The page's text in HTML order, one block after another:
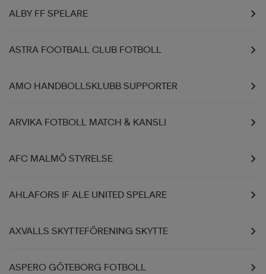
ALBY FF SPELARE
ASTRA FOOTBALL CLUB FOTBOLL
AMO HANDBOLLSKLUBB SUPPORTER
ARVIKA FOTBOLL MATCH & KANSLI
AFC MALMÖ STYRELSE
AHLAFORS IF ALE UNITED SPELARE
AXVALLS SKYTTEFÖRENING SKYTTE
ASPERO GÖTEBORG FOTBOLL